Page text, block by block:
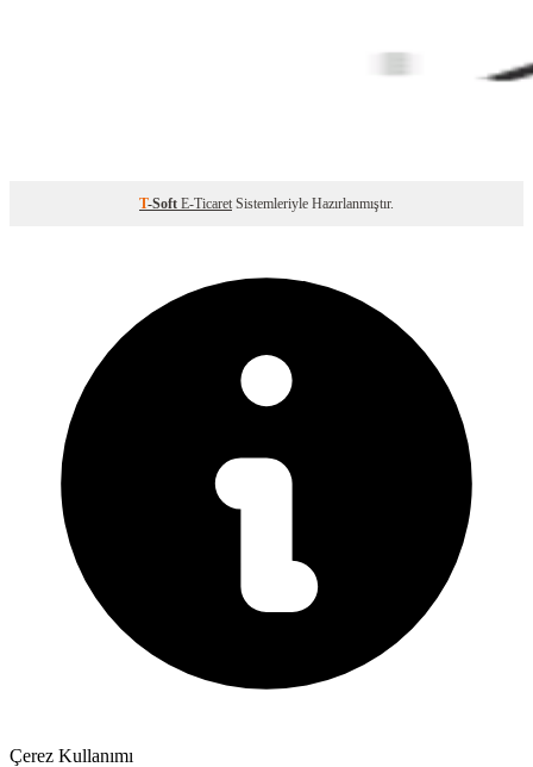
T-Soft E-Ticaret Sistemleriyle Hazırlanmıştır.
Çerez Kullanımı